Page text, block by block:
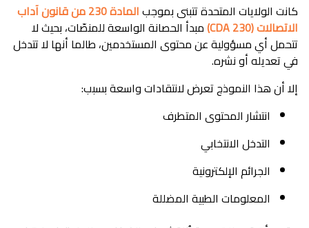
كانت الولايات المتحدة تتبنى بموجب
المادة 230 من قانون آداب
الاتصالات (CDA 230)
مبدأ الحصانة الواسعة للمنصّات، بحيث لا
تتحمل أي مسؤولية عن محتوى المستخدمين، طالما أنها لا تتدخل
في تعديله أو نشره.
إلا أن هذا النموذج تعرض لانتقادات واسعة بسبب:
انتشار المحتوى المتطرف
التدخل الانتخابي
الجرائم الإلكترونية
المعلومات الطبية المضللة